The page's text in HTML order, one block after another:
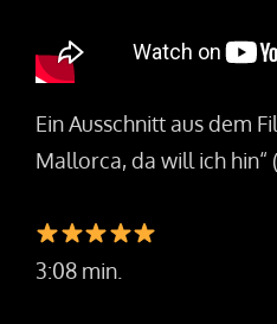
Ein Ausschnitt aus dem
Mallorca, da will ich hin“
3:08 min.